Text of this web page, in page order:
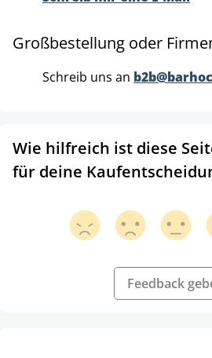
Großbestellung oder
Schreib uns an
Wie hilfreich ist diese
für deine
Feedback